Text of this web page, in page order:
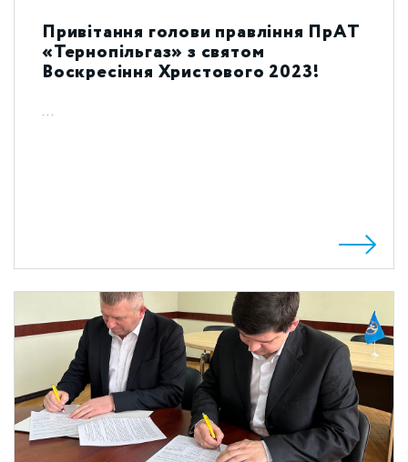
Привітання голови правління ПрАТ
«Тернопільгаз» з святом
Воскресіння Христового 2023!
...